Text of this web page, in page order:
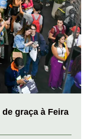
graça à Feira